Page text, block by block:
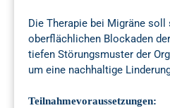
Die Therapie bei Migräne
oberflächlichen Blockaden
tiefen Störungsmuster der
um eine nachhaltige
Teilnahmevoraussetzungen: